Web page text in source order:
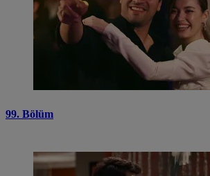
99. Bölüm